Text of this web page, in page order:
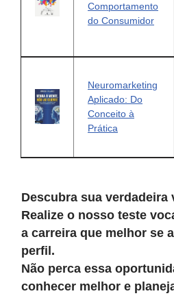
Comportamento
do Consumidor
Neuromarketing
Aplicado: Do
Conceito à
Prática
Descubra sua verdadeira
Realize o nosso teste
a carreira que melhor se
perfil.
Não perca essa
conhecer melhor e